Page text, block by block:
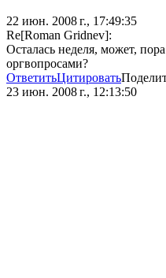
22 июн. 2008 г., 17:49:35
Re[Roman Gridnev]:
Осталась неделя, может,
оргвопросами?
ОтветитьЦитировать
23 июн. 2008 г., 12:13:50